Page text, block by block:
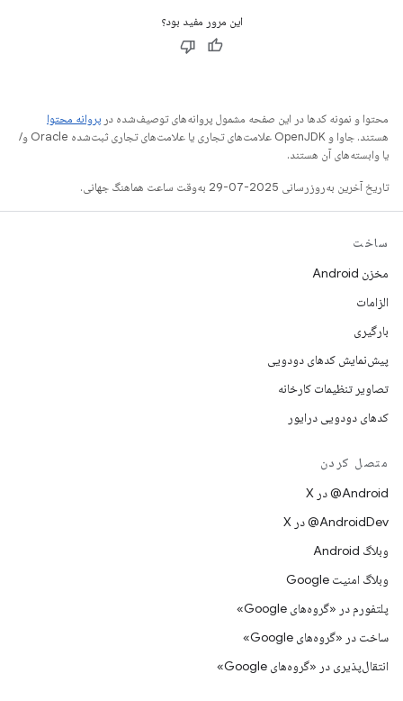
این مرور مفید بود؟
محتوا و نمونه کدها در این صفحه مشمول پروانه‌های توصیف‌شده در پروانه محتوا
هستند. جاوا و OpenJDK علامت‌های تجاری یا علامت‌های تجاری ثبت‌شده Oracle و/
یا وابسته‌های آن هستند.
تاریخ آخرین به‌روزرسانی 2025-07-29 به‌وقت ساعت هماهنگ جهانی.
ساخت
مخزن Android
الزامات
بارگیری
پیش‌نمایش کدهای دودویی
تصاویر تنظیمات کارخانه
کدهای دودویی درایور
متصل کردن
‫‎@Android در X
‫‎@AndroidDev در X
وبلاگ Android
وبلاگ امنیت Google
پلتفورم در «گروه‌های Google»
ساخت در «گروه‌های Google»
انتقال‌پذیری در «گروه‌های Google»